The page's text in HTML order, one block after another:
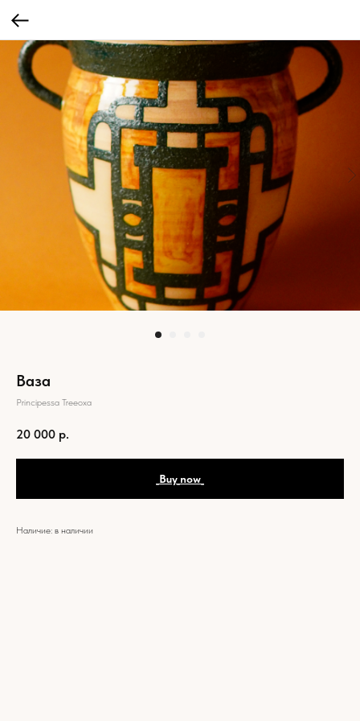
Ваза
Principessa Treeoxa
20 000 р.
_Buy_now_
Наличие: в наличии